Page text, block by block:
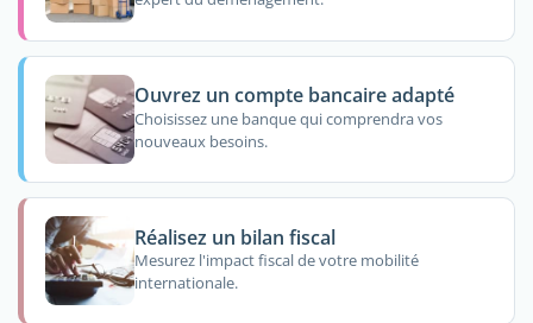
Ouvrez un compte bancaire adapté
Choisissez une banque qui comprendra vos
nouveaux besoins.
Réalisez un bilan fiscal
Mesurez l'impact fiscal de votre mobilité
internationale.